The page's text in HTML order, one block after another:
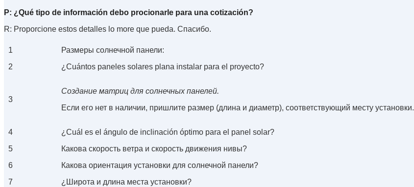
P: ¿Qué tipo de información debo procionarle para una cotización?
R: Proporcione estos detalles lo more que pueda. Спасибо.
1 Размеры солнечной панели:
2
¿Cuántos paneles solares plana instalar para el proyecto?
3
Создание матриц для солнечных панелей.
Если его нет в наличии, пришлите размер (длина и диаметр), соответствующий месту установки.
4 ¿Cuál es el ángulo de inclinación óptimo para el panel solar?
5
Какова скорость ветра и скорость движения нивы?
6
Какова ориентация установки для солнечной панели?
7
¿Широта и длина места установки?